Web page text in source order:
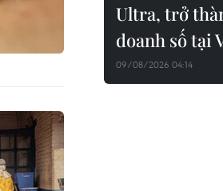
Ultra, trở
doanh số tại
09/08/2026 04:14